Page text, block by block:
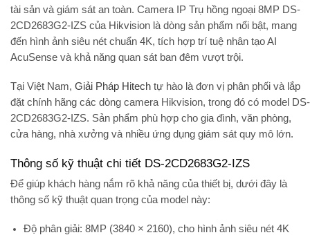
tài sản và giám sát an toàn. Camera IP Trụ hồng ngoại 8MP DS-
2CD2683G2-IZS của Hikvision là dòng sản phẩm nổi bật, mang
đến hình ảnh siêu nét chuẩn 4K, tích hợp trí tuệ nhân tạo AI
AcuSense và khả năng quan sát ban đêm vượt trội.
Tại Việt Nam, Giải Pháp Hitech tự hào là đơn vị phân phối và lắp
đặt chính hãng các dòng camera Hikvision, trong đó có model DS-
2CD2683G2-IZS. Sản phẩm phù hợp cho gia đình, văn phòng,
cửa hàng, nhà xưởng và nhiều ứng dụng giám sát quy mô lớn.
Thông số kỹ thuật chi tiết DS-2CD2683G2-IZS
Để giúp khách hàng nắm rõ khả năng của thiết bị, dưới đây là
thông số kỹ thuật quan trọng của model này:
Độ phân giải: 8MP (3840 × 2160), cho hình ảnh siêu nét 4K